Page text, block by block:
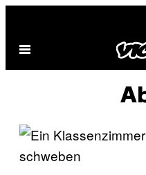
content
Open